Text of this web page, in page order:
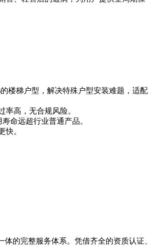
楼梯户型，解决特殊户型安装难题，适配
高，无合规风险。
命远超行业普通产品。
快。
的完整服务体系。凭借齐全的资质认证、